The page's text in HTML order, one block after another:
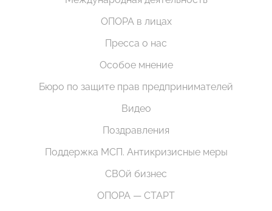
ОПОРА в лицах
Пресса о нас
Особое мнение
Бюро по защите прав предпринимателей
Видео
Поздравления
Поддержка МСП. Антикризисные меры
СВОй бизнес
ОПОРА — СТАРТ